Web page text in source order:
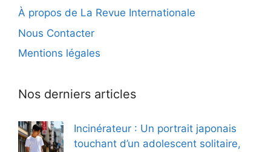
À propos de La Revue Internationale
Nous Contacter
Mentions légales
Nos derniers articles
Incinérateur : Un portrait japonais
touchant d’un adolescent solitaire,